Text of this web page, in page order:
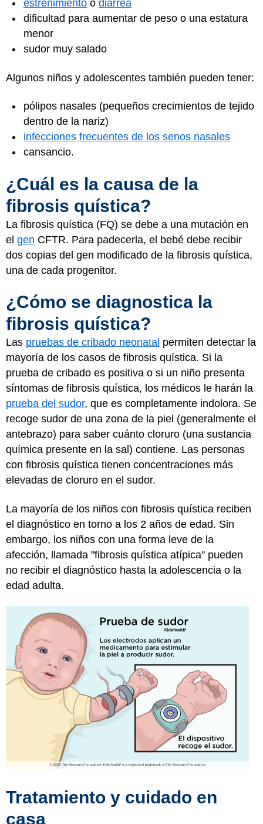
estreñimiento o diarrea
dificultad para aumentar de peso o una estatura
menor
sudor muy salado
Algunos niños y adolescentes también pueden tener:
pólipos nasales (pequeños crecimientos de tejido
dentro de la nariz)
infecciones frecuentes de los senos nasales
cansancio.
¿Cuál es la causa de la
fibrosis quística?
La fibrosis quística (FQ) se debe a una mutación en
el gen CFTR. Para padecerla, el bebé debe recibir
dos copias del gen modificado de la fibrosis quística,
una de cada progenitor.
¿Cómo se diagnostica la
fibrosis quística?
Las pruebas de cribado neonatal permiten detectar la
mayoría de los casos de fibrosis quística. Si la
prueba de cribado es positiva o si un niño presenta
síntomas de fibrosis quística, los médicos le harán la
prueba del sudor, que es completamente indolora. Se
recoge sudor de una zona de la piel (generalmente el
antebrazo) para saber cuánto cloruro (una sustancia
química presente en la sal) contiene. Las personas
con fibrosis quística tienen concentraciones más
elevadas de cloruro en el sudor.
La mayoría de los niños con fibrosis quística reciben
el diagnóstico en torno a los 2 años de edad. Sin
embargo, los niños con una forma leve de la
afección, llamada "fibrosis quística atípica" pueden
no recibir el diagnóstico hasta la adolescencia o la
edad adulta.
Tratamiento y cuidado en
casa